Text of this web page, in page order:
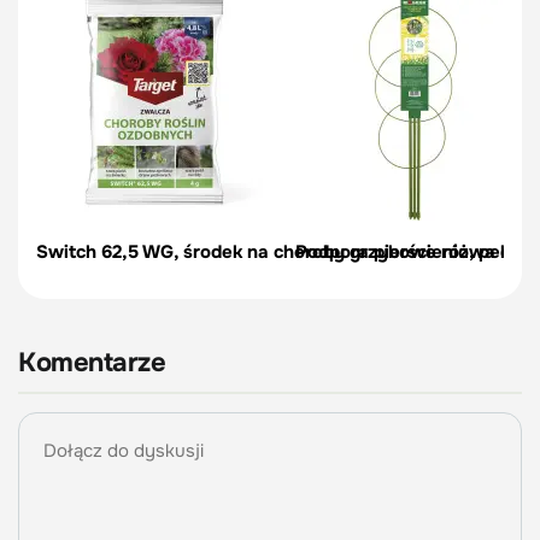
Switch 62,5 WG, środek na choroby grzybowe róż,
Podpora pierścieniowa do
Komentarze